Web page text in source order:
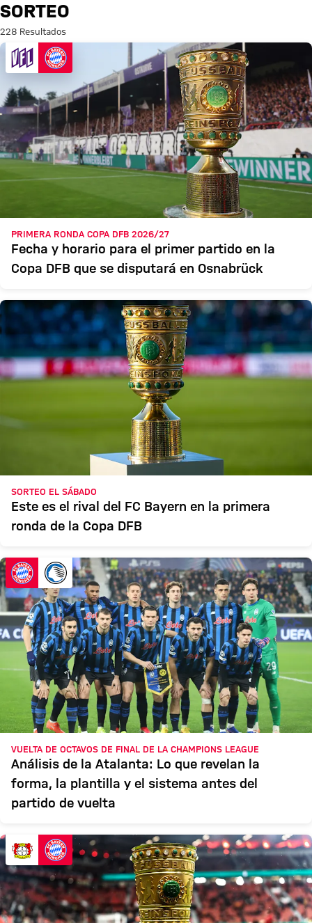
Búsqueda: Sorteo
SORTEO
228 Resultados
PRIMERA RONDA COPA DFB 2026/27
Fecha y horario para el primer partido en la
Copa DFB que se disputará en Osnabrück
SORTEO EL SÁBADO
Este es el rival del FC Bayern en la primera
ronda de la Copa DFB
VUELTA DE OCTAVOS DE FINAL DE LA CHAMPIONS LEAGUE
Análisis de la Atalanta: Lo que revelan la
forma, la plantilla y el sistema antes del
partido de vuelta